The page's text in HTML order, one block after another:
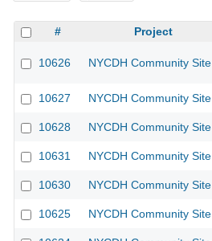
# Project
10626 NYCDH Community Site
10627 NYCDH Community Site
10628 NYCDH Community Site
10631 NYCDH Community Site
10630 NYCDH Community Site
10625 NYCDH Community Site